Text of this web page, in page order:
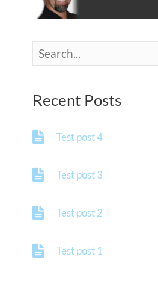
Recent Posts
Test post 4
Test post 3
Test post 2
Test post 1